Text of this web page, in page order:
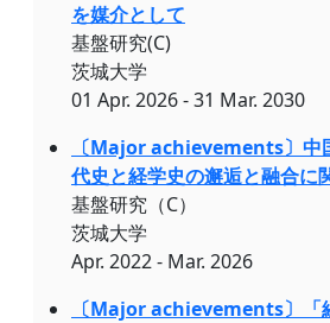
を媒介として
基盤研究(C)
茨城大学
01 Apr. 2026 - 31 Mar. 2030
〔Major achievements〕中
代史と経学史の邂逅と融合に
基盤研究（C）
茨城大学
Apr. 2022 - Mar. 2026
〔Major achievements〕「